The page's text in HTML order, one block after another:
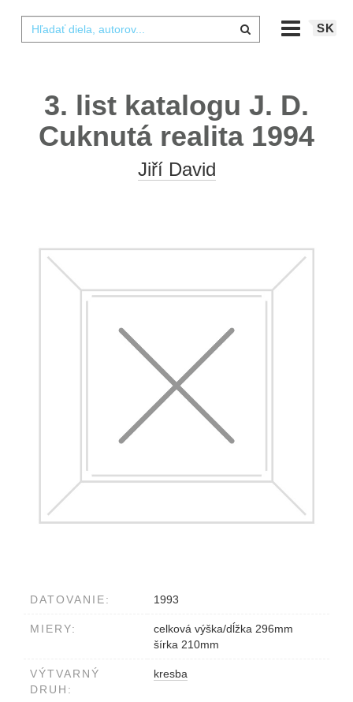
SK
3. list katalogu J. D.
Cuknutá realita 1994
Jiří David
DATOVANIE: 1993
MIERY:
celková výška/dĺžka 296mm
šírka 210mm
VÝTVARNÝ
DRUH:
kresba